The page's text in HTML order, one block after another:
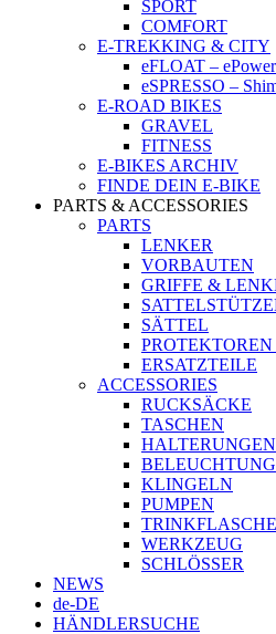
SPORT
COMFORT
E-TREKKING & CITY
eFLOAT –
eSPRESSO –
E-ROAD BIKES
GRAVEL
FITNESS
E-BIKES ARCHIV
FINDE DEIN E-BIKE
PARTS & ACCESSORIES
PARTS
LENKER
VORBAUTEN
GRIFFE &
SÄTTEL
PROTEKTOREN
ERSATZTEILE
ACCESSORIES
RUCKSÄCKE
TASCHEN
HALTERUNGEN
BELEUCHTUNG
KLINGELN
PUMPEN
WERKZEUG
SCHLÖSSER
NEWS
de-DE
HÄNDLERSUCHE